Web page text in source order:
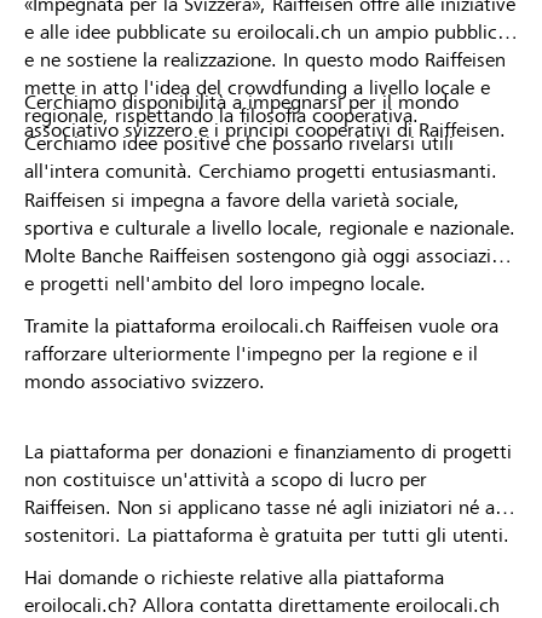
e alle idee pubblicate su eroilocali.ch un ampio pubblico
e ne sostiene la realizzazione. In questo modo Raiffeisen
mette in atto l'idea del crowdfunding a livello locale e
regionale, rispettando la filosofia cooperativa.
Cerchiamo idee positive che possano rivelarsi utili
all'intera comunità. Cerchiamo progetti entusiasmanti.
Cerchiamo disponibilità a impegnarsi per il mondo
associativo svizzero e i principi cooperativi di Raiffeisen.
Raiffeisen si impegna a favore della varietà sociale,
sportiva e culturale a livello locale, regionale e nazionale.
Molte Banche Raiffeisen sostengono già oggi associazioni
e progetti nell'ambito del loro impegno locale.
Tramite la piattaforma eroilocali.ch Raiffeisen vuole ora
rafforzare ulteriormente l'impegno per la regione e il
mondo associativo svizzero.
La piattaforma per donazioni e finanziamento di progetti
non costituisce un'attività a scopo di lucro per
Raiffeisen. Non si applicano tasse né agli iniziatori né ai
sostenitori. La piattaforma è gratuita per tutti gli utenti.
Hai domande o richieste relative alla piattaforma
eroilocali.ch? Allora contatta direttamente eroilocali.ch